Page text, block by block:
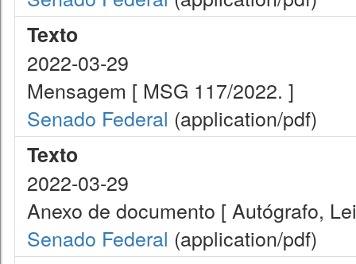
Texto
2022-03-29
Mensagem [ MSG 117/2022. ]
Senado Federal (application/pdf)
Texto
2022-03-29
Anexo de documento [ Autógrafo,
Senado Federal (application/pdf)